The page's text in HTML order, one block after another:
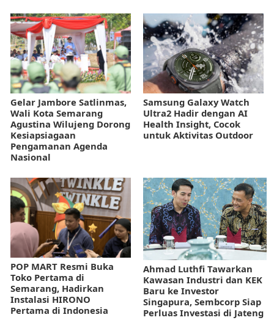
Gelar Jambore Satlinmas,
Wali Kota Semarang
Agustina Wilujeng Dorong
Kesiapsiagaan
Pengamanan Agenda
Nasional
Samsung Galaxy Watch
Ultra2 Hadir dengan AI
Health Insight, Cocok
untuk Aktivitas Outdoor
POP MART Resmi Buka
Toko Pertama di
Semarang, Hadirkan
Instalasi HIRONO
Pertama di Indonesia
Ahmad Luthfi Tawarkan
Kawasan Industri dan KEK
Baru ke Investor
Singapura, Sembcorp Siap
Perluas Investasi di Jateng